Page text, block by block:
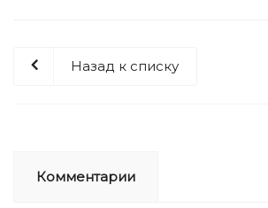
Назад к списку
Комментарии